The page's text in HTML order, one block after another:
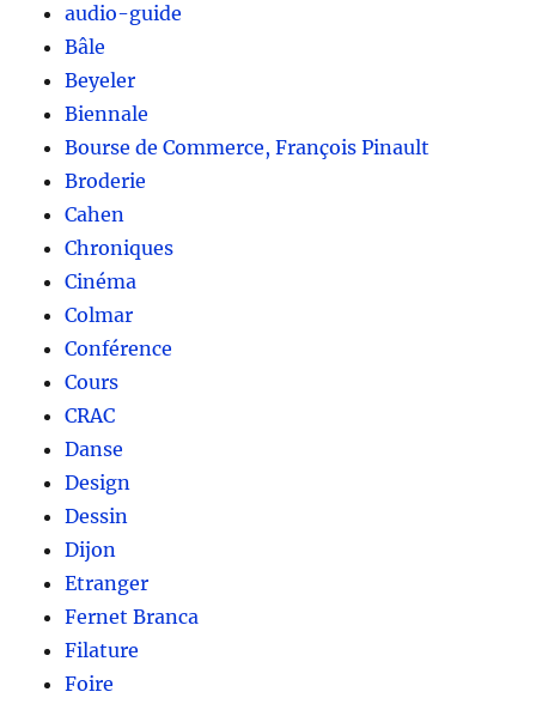
audio-guide
Bâle
Beyeler
Biennale
Bourse de Commerce, François Pinault
Broderie
Cahen
Chroniques
Cinéma
Colmar
Conférence
Cours
CRAC
Danse
Design
Dessin
Dijon
Etranger
Fernet Branca
Filature
Foire